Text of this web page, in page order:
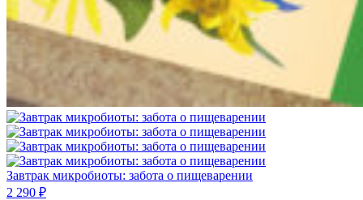
Завтрак микробиоты: забота о пищеварении
2 290 ₽